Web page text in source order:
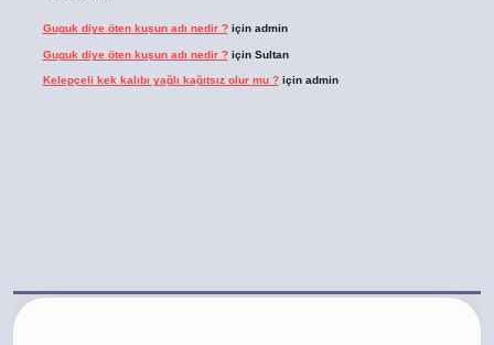
Guguk diye öten kuşun adı nedir ?için admin
Guguk diye öten kuşun adı nedir ?için Sultan
Kelepçeli kek kalıbı yağlı kağıtsız olur mu ?için admin